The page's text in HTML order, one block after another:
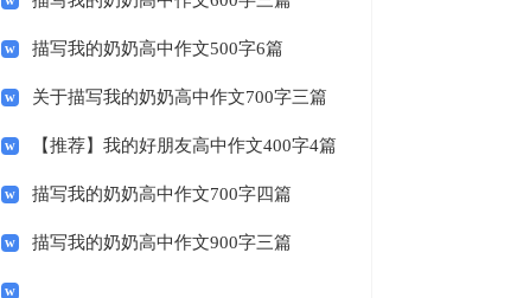
描写我的奶奶高中作文500字6篇
关于描写我的奶奶高中作文700字三篇
【推荐】我的好朋友高中作文400字4篇
描写我的奶奶高中作文700字四篇
描写我的奶奶高中作文900字三篇